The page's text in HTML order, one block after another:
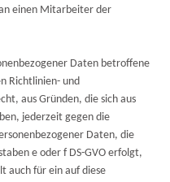
einen Mitarbeiter der
Daten betroffene
Richtlinien- und
aus Gründen, die sich aus
jederzeit gegen die
Daten, die
e oder f DS-GVO erfolgt,
auch für ein auf diese